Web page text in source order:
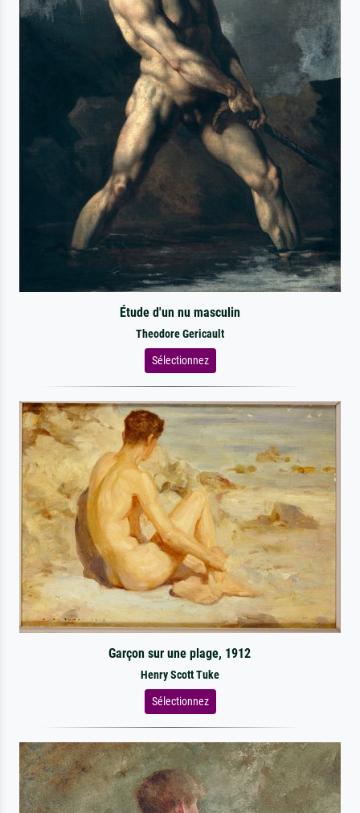
Étude d'un nu masculin
Theodore Gericault
Sélectionnez
Garçon sur une plage, 1912
Henry Scott Tuke
Sélectionnez